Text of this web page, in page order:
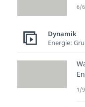
6/
Dynamik
Energie:
1/